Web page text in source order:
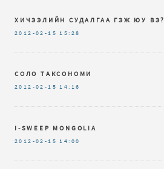
ХИЧЭЭЛИЙН СУДАЛГАА ГЭЖ ЮУ ВЭ?
2012-02-15 15:28
СОЛО ТАКСОНОМИ
2012-02-15 14:16
I-SWEEP MONGOLIA
2012-02-15 14:00